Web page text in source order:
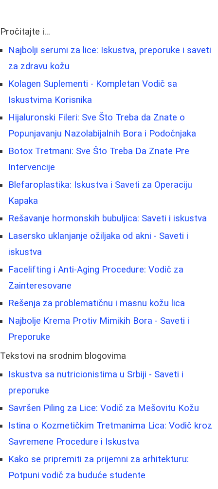
Pročitajte i...
Najbolji serumi za lice: Iskustva, preporuke i saveti
za zdravu kožu
Kolagen Suplementi - Kompletan Vodič sa
Iskustvima Korisnika
Hijaluronski Fileri: Sve Što Treba da Znate o
Popunjavanju Nazolabijalnih Bora i Podočnjaka
Botox Tretmani: Sve Što Treba Da Znate Pre
Intervencije
Blefaroplastika: Iskustva i Saveti za Operaciju
Kapaka
Rešavanje hormonskih bubuljica: Saveti i iskustva
Lasersko uklanjanje ožiljaka od akni - Saveti i
iskustva
Facelifting i Anti-Aging Procedure: Vodič za
Zainteresovane
Rešenja za problematičnu i masnu kožu lica
Najbolje Krema Protiv Mimikih Bora - Saveti i
Preporuke
Tekstovi na srodnim blogovima
Iskustva sa nutricionistima u Srbiji - Saveti i
preporuke
Savršen Piling za Lice: Vodič za Mešovitu Kožu
Istina o Kozmetičkim Tretmanima Lica: Vodič kroz
Savremene Procedure i Iskustva
Kako se pripremiti za prijemni za arhitekturu:
Potpuni vodič za buduće studente